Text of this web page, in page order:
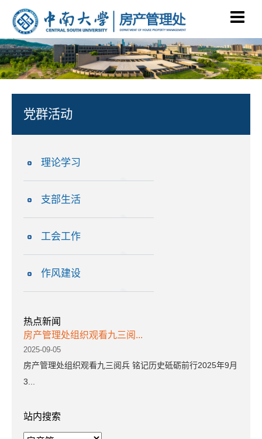
党群活动
理论学习
支部生活
工会工作
作风建设
热点新闻
房产管理处组织观看九三阅...
2025-09-05
房产管理处组织观看九三阅兵 铭记历史砥砺前行2025年9月
3...
站内搜索